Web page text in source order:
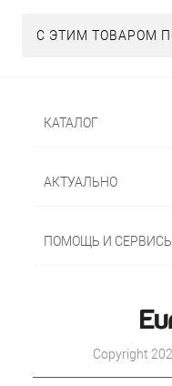
С ЭТИМ ТОВАРОМ
КАТАЛОГ
АКТУАЛЬНО
ПОМОЩЬ И СЕРВИСЫ
Copyright